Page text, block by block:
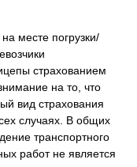
месте погрузки/
страхованием
на то, что
вид страхования
случаях. В общих
транспортного
работ не является